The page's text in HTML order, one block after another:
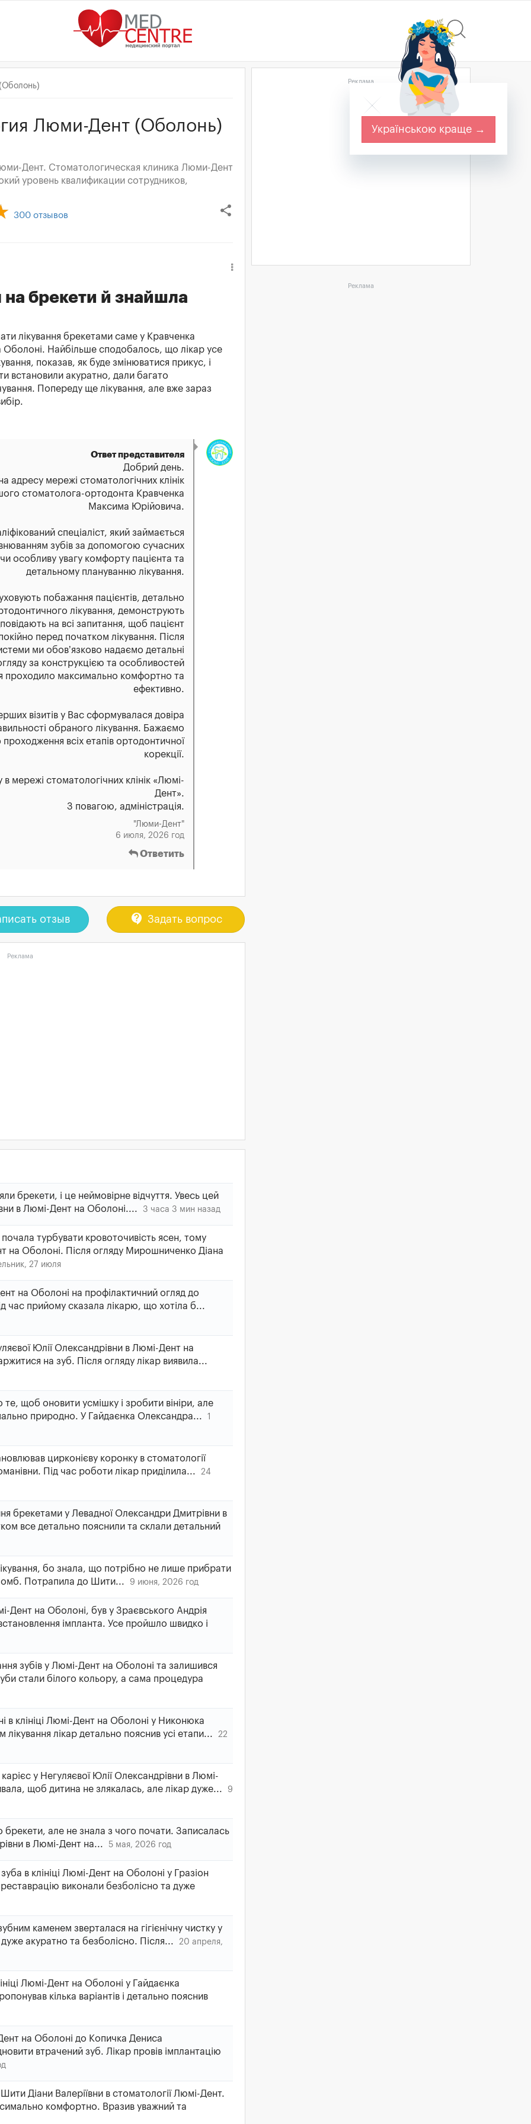
Люми-Дент (Оболонь)
Дент. Стоматологическая клиника Люми-Дент
уровень квалификации сотрудников,
share
300 отзывов
на брекети й знайшла
лікування брекетами саме у Кравченка
Найбільше сподобалось, що лікар усе
показав, як буде змінюватися прикус, і
встановили акуратно, дали багато
Попереду ще лікування, але вже зараз
Ответ представителя
Добрий день.
адресу мережі стоматологічних клінік
стоматолога-ортодонта Кравченка
Максима Юрійовича.
спеціаліст, який займається
зубів за допомогою сучасних
особливу увагу комфорту пацієнта та
детальному плануванню лікування.
побажання пацієнтів, детально
лікування, демонструють
на всі запитання, щоб пацієнт
перед початком лікування. Після
ми обов’язково надаємо детальні
за конструкцією та особливостей
проходило максимально комфортно та
ефективно.
візитів у Вас сформувалася довіра
обраного лікування. Бажаємо
всіх етапів ортодонтичної
корекції.
мережі стоматологічних клінік «Люмі-
Дент».
З повагою, адміністрація.
"Люми-Дент"
6 июля, 2026 год
Ответить
отзыв contact_support Задать вопрос
Реклама
брекети, і це неймовірне відчуття. Увесь цей
в Люмі-Дент на Оболоні....
3 часа 3 мин назад
турбувати кровоточивість ясен, тому
на Оболоні. Після огляду Мирошниченко Діана
27 июля
на Оболоні на профілактичний огляд до
час прийому сказала лікарю, що хотіла б...
Юлії Олександрівни в Люмі-Дент на
на зуб. Після огляду лікар виявила...
щоб оновити усмішку і зробити вініри, але
природно. У Гайдаєнка Олександра...
1
цирконієву коронку в стоматології
Під час роботи лікар приділила...
24
брекетами у Левадної Олександри Дмитрівни в
все детально пояснили та склали детальний
бо знала, що потрібно не лише прибрати
Потрапила до Шити...
9 июня, 2026 год
Дент на Оболоні, був у Зраєвського Андрія
імпланта. Усе пройшло швидко і
зубів у Люмі-Дент на Оболоні та залишився
стали білого кольору, а сама процедура
в клініці Люмі-Дент на Оболоні у Никонюка
лікар детально пояснив усі етапи...
22
карієс у Негуляєвої Юлії Олександрівни в Люмі-
щоб дитина не злякалась, але лікар дуже...
9
але не знала з чого почати. Записалась
в Люмі-Дент на...
5 мая, 2026 год
в клініці Люмі-Дент на Оболоні у Гразіон
виконали безболісно та дуже
каменем зверталася на гігієнічну чистку у
акуратно та безболісно. Після...
20 апреля,
Люмі-Дент на Оболоні у Гайдаєнка
кілька варіантів і детально пояснив
на Оболоні до Копичка Дениса
втрачений зуб. Лікар провів імплантацію
Шити Діани Валеріївни в стоматології Люмі-Дент.
комфортно. Вразив уважний та
Реклама
Реклама
Українською краще →